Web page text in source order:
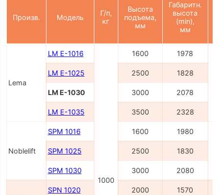
Произв. Модель
Г/п,
кг
Высота
подъема,
мм
Габаритн.
высота
(min),
мм
Lema
LM E-1016
1000
1600 1978
LM E-1025 2500 1828
LM E-1030 3000 2078
LM E-1035 3500 2328
Noblelift
SPM 1016 1600 1980
SPM 1025 2500 1830
SPM 1030 3000 2080
SPN 1020 2000 1570